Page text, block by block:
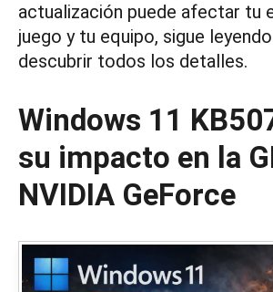
actualización puede afectar tu
juego y tu equipo, sigue
descubrir todos los detalles.
Windows 11
su impacto en la
NVIDIA GeForce